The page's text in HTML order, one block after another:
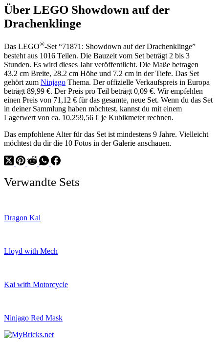
Über LEGO Showdown auf der
Drachenklinge
Das LEGO®-Set “71871: Showdown auf der Drachenklinge”
besteht aus 1016 Teilen. Die Bauzeit vom Set beträgt 2 bis 3
Stunden. Es wird dieses Jahr veröffentlicht. Die Maße betragen
43.2 cm Breite, 28.2 cm Höhe und 7.2 cm in der Tiefe. Das Set
gehört zum Ninjago Thema. Der offizielle Verkaufspreis in Europa
beträgt 89,99 €. Der Preis pro Teil beträgt 0,09 €. Wir empfehlen
einen Preis von 71,12 € für das gesamte, neue Set. Wenn du das Set
in deiner Sammlung haben möchtest, kannst du mit einem
Lagerwert von ca. 10.259,56 € je Kubikmeter rechnen.
Das empfohlene Alter für das Set ist mindestens 9 Jahre. Vielleicht
möchtest du dir die 10 Fotos in der Galerie anschauen.
Verwandte Sets
Dragon Kai
Lloyd with Mech
Kai with Motorcycle
Ninjago Red Mask